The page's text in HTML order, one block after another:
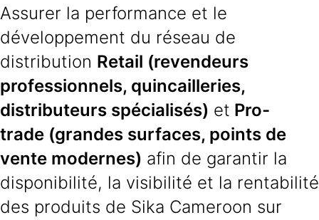
Assurer la performance et le
développement du réseau de
distribution Retail (revendeurs
professionnels, quincailleries,
distributeurs spécialisés) et Pro-
trade (grandes surfaces, points de
vente modernes) afin de garantir la
disponibilité, la visibilité et la rentabilité
des produits de Sika Cameroon sur